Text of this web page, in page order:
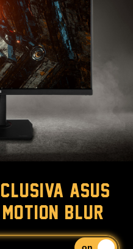
ASUS
BLUR